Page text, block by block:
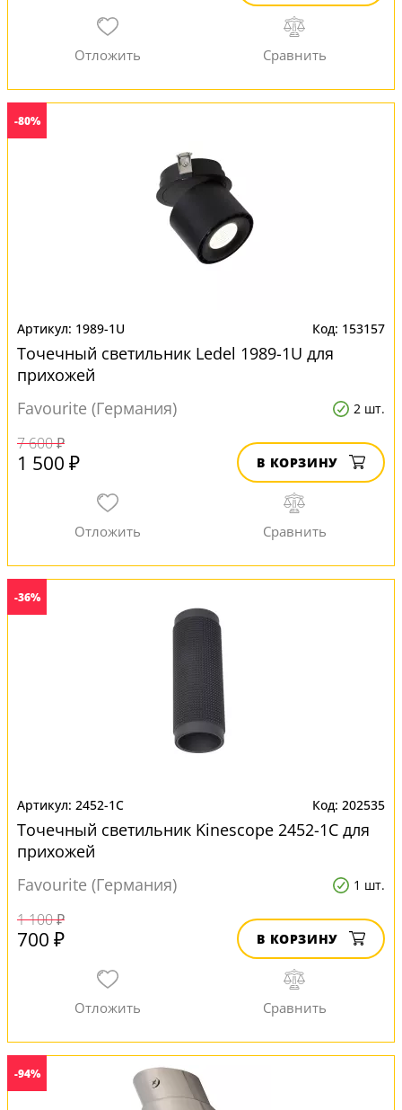
-80%
1989-1U 153157
Точечный светильник Ledel 1989-1U для
прихожей
Favourite (Германия)
2 шт.
7 600 ₽
1 500 ₽ В КОРЗИНУ
-36%
2452-1C 202535
Точечный светильник Kinescope 2452-1C для
прихожей
Favourite (Германия)
1 шт.
1 100 ₽
700 ₽ В КОРЗИНУ
-94%